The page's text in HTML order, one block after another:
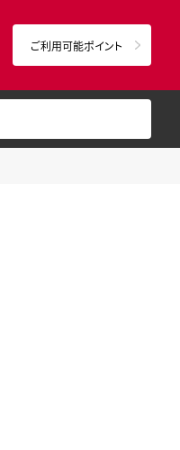
ご利用可能ポイント